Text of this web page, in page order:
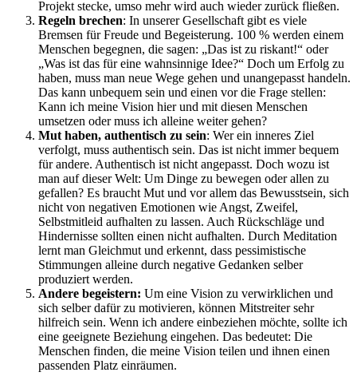
Projekt stecke, umso mehr wird auch wieder zurück fließen.
Regeln brechen: In unserer Gesellschaft gibt es viele
Bremsen für Freude und Begeisterung. 100 % werden einem
Menschen begegnen, die sagen: „Das ist zu riskant!“ oder
„Was ist das für eine wahnsinnige Idee?“ Doch um Erfolg zu
haben, muss man neue Wege gehen und unangepasst handeln.
Das kann unbequem sein und einen vor die Frage stellen:
Kann ich meine Vision hier und mit diesen Menschen
umsetzen oder muss ich alleine weiter gehen?
Mut haben, authentisch zu sein: Wer ein inneres Ziel
verfolgt, muss authentisch sein. Das ist nicht immer bequem
für andere. Authentisch ist nicht angepasst. Doch wozu ist
man auf dieser Welt: Um Dinge zu bewegen oder allen zu
gefallen? Es braucht Mut und vor allem das Bewusstsein, sich
nicht von negativen Emotionen wie Angst, Zweifel,
Selbstmitleid aufhalten zu lassen. Auch Rückschläge und
Hindernisse sollten einen nicht aufhalten. Durch Meditation
lernt man Gleichmut und erkennt, dass pessimistische
Stimmungen alleine durch negative Gedanken selber
produziert werden.
Andere begeistern: Um eine Vision zu verwirklichen und
sich selber dafür zu motivieren, können Mitstreiter sehr
hilfreich sein. Wenn ich andere einbeziehen möchte, sollte ich
eine geeignete Beziehung eingehen. Das bedeutet: Die
Menschen finden, die meine Vision teilen und ihnen einen
passenden Platz einräumen.